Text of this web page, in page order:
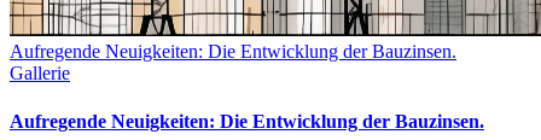
Aufregende Neuigkeiten: Die Entwicklung der Bauzinsen.
Gallerie
Aufregende Neuigkeiten: Die Entwicklung der Bauzinsen.